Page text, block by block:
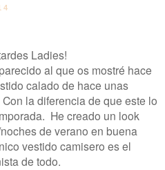
Ladies!
al que os mostré hace
calado de hace unas
Con la diferencia de que este lo
He creado un look
de verano en buena
vestido camisero es el
de todo.